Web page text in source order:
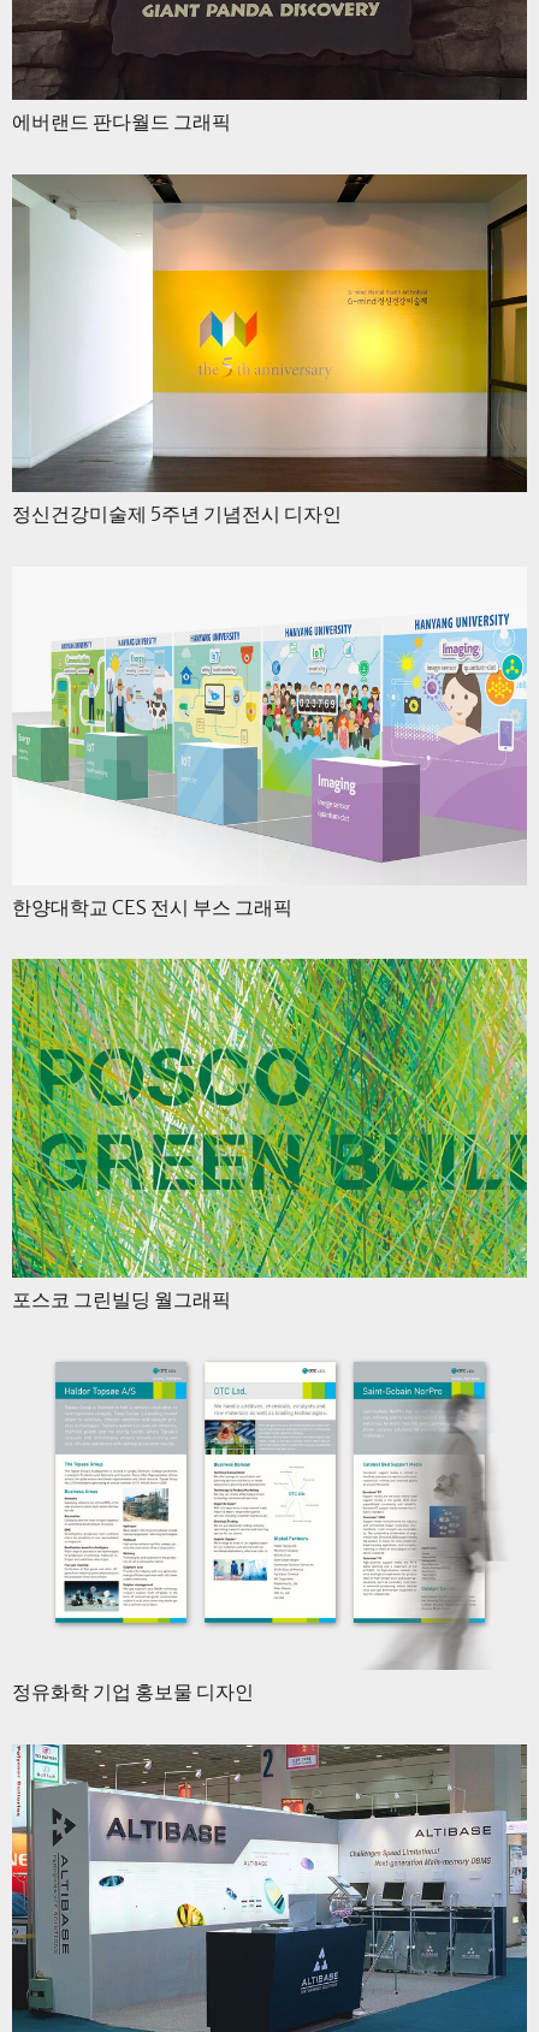
에버랜드 판다월드 그래픽
정신건강미술제 5주년 기념전시 디자인
한양대학교 CES 전시 부스 그래픽
포스코 그린빌딩 월그래픽
정유화학 기업 홍보물 디자인